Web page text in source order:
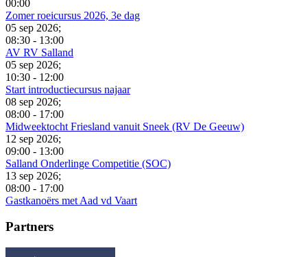
00:00
Zomer roeicursus 2026, 3e dag
05 sep 2026;
08:30 - 13:00
AV RV Salland
05 sep 2026;
10:30 - 12:00
Start introductiecursus najaar
08 sep 2026;
08:00 - 17:00
Midweektocht Friesland vanuit Sneek (RV De Geeuw)
12 sep 2026;
09:00 - 13:00
Salland Onderlinge Competitie (SOC)
13 sep 2026;
08:00 - 17:00
Gastkanoërs met Aad vd Vaart
Partners